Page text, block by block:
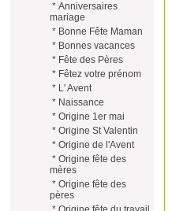
* Anniversaires
mariage
* Bonne Fête Maman
* Bonnes vacances
* Fête des Pères
* Fêtez votre prénom
* L' Avent
* Naissance
* Origine 1er mai
* Origine St Valentin
* Origine de l'Avent
* Origine fête des
mères
* Origine fête des
pères